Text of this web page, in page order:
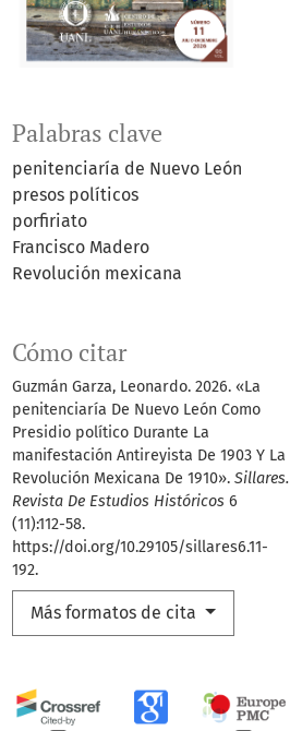
Palabras clave
penitenciaría de Nuevo León
presos políticos
porfiriato
Francisco Madero
Revolución mexicana
Cómo citar
Guzmán Garza, Leonardo. 2026. «La
penitenciaría De Nuevo León Como
Presidio político Durante La
manifestación Antireyista De 1903 Y La
Revolución Mexicana De 1910». Sillares.
Revista De Estudios Históricos 6
(11):112-58.
https://doi.org/10.29105/sillares6.11-
192.
Más formatos de cita